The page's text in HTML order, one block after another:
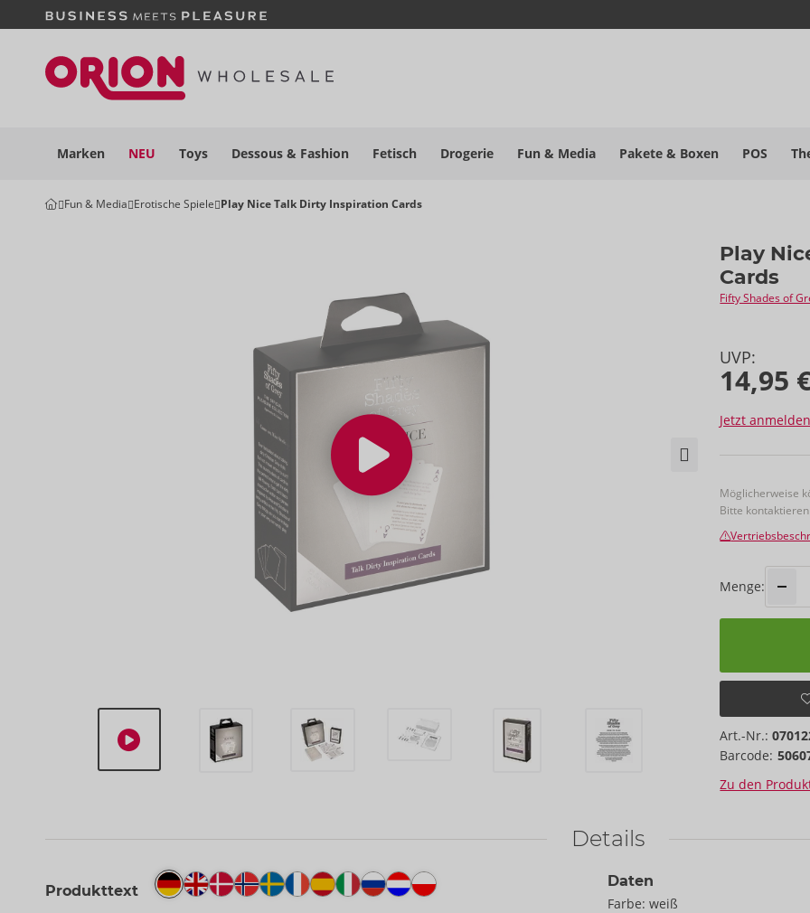
Marken NEU Toys Dessous & Fashion Fetisch Drogerie Fun & Media Pakete & Boxen POS
Fun & Media Erotische Spiele Play Nice Talk Dirty Inspiration Cards
Play
Cards
Fifty Shades of
UVP:
14,95
Jetzt
Möglicherweise
Bitte
Menge:
Art.-Nr.:
Barcode:
Zu den
Details
Produkttext
Daten
Farbe: weiß